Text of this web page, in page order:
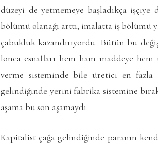
düzeyi de yetmemeye başladıkça
bölümü olanağı arttı, imalatta iş bölümü
çabukluk kazandırıyordu. Bütün bu
lonca esnafları hem ham maddeye
verme sisteminde bile üretici en fazla
gelindiğinde yerini fabrika sistemine
aşama bu son aşamaydı.
Kapitalist çağa gelindiğinde paranın